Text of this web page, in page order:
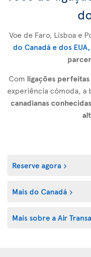
Voe de Faro, Lisboa e
do Canadá e dos
Com ligações
experiência cómoda, a
canadianas
Reserve agora
Mais do Canadá
Mais sobre a Air